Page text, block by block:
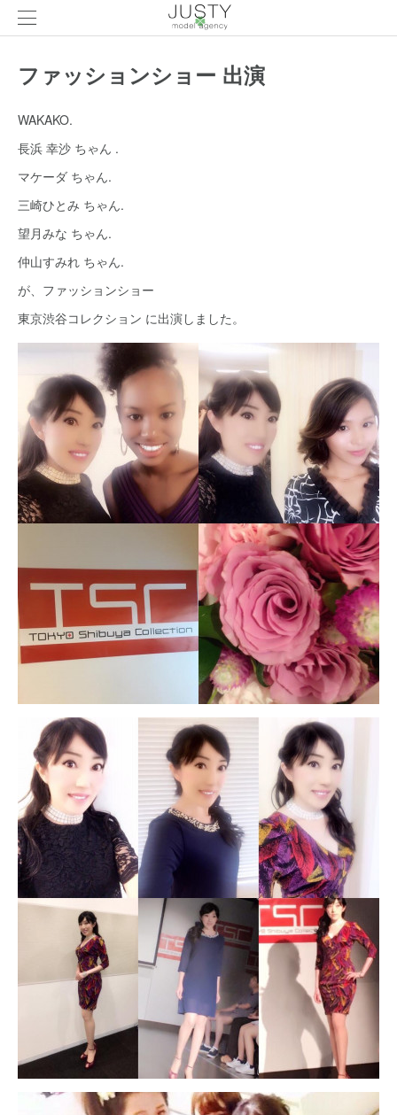
ファッションショー 出演
WAKAKO.
長浜 幸沙 ちゃん .
マケーダ ちゃん.
三崎ひとみ ちゃん.
望月みな ちゃん.
仲山すみれ ちゃん.
が、ファッションショー
東京渋谷コレクション に出演しました。